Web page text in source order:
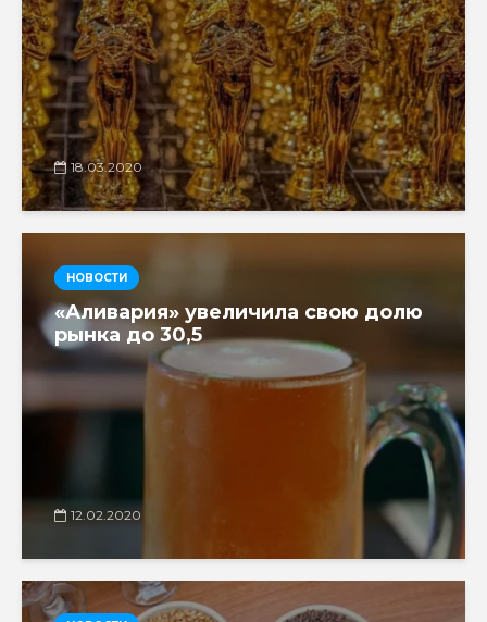
18.03.2020
НОВОСТИ
«Аливария» увеличила свою долю
рынка до 30,5
12.02.2020